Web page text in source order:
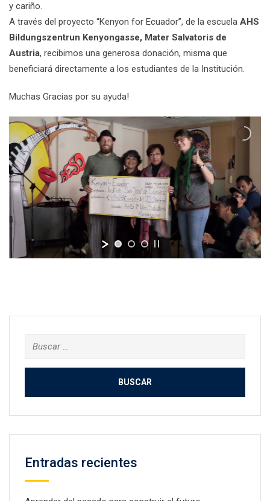
y cariño.
A través del proyecto “Kenyon for Ecuador”, de la escuela AHS
Bildungszentrun Kenyongasse, Mater Salvatoris de
Austria, recibimos una generosa donación, misma que
beneficiará directamente a los estudiantes de la Institución.
Muchas Gracias por su ayuda!
Buscar:
Entradas recientes